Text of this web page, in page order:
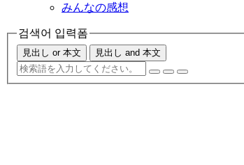
みんなの感想
검색어 입력폼
見出し or 本文 見出し and 本文